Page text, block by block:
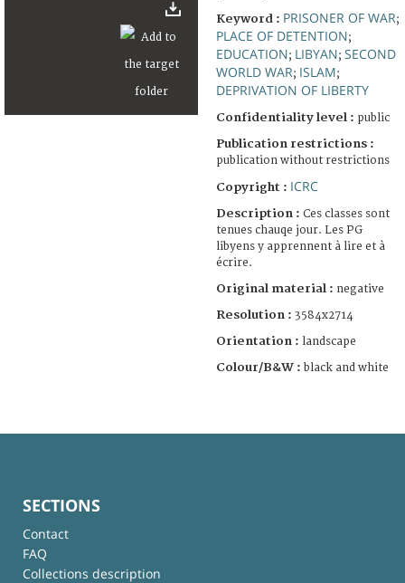
Keyword : PRISONER OF WAR;
PLACE OF DETENTION;
EDUCATION; LIBYAN; SECOND
WORLD WAR; ISLAM;
DEPRIVATION OF LIBERTY
Confidentiality level : public
Publication restrictions :
publication without restrictions
Copyright : ICRC
Description : Ces classes sont
tenues chauqe jour. Les PG
libyens y apprennent à lire et à
écrire.
Original material : negative
Resolution : 3584x2714
Orientation : landscape
Colour/B&W : black and white
SECTIONS
Contact
FAQ
Collections description